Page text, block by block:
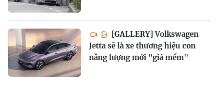
[GALLERY] Volkswagen
Jetta sẽ là xe thương hiệu con
năng lượng mới "giá mềm"